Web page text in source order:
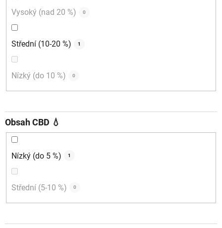
Vysoký (nad 20 %) 0
Střední (10-20 %) 1
Nízký (do 10 %) 0
Obsah CBD 💧
Nízký (do 5 %) 1
Střední (5-10 %) 0